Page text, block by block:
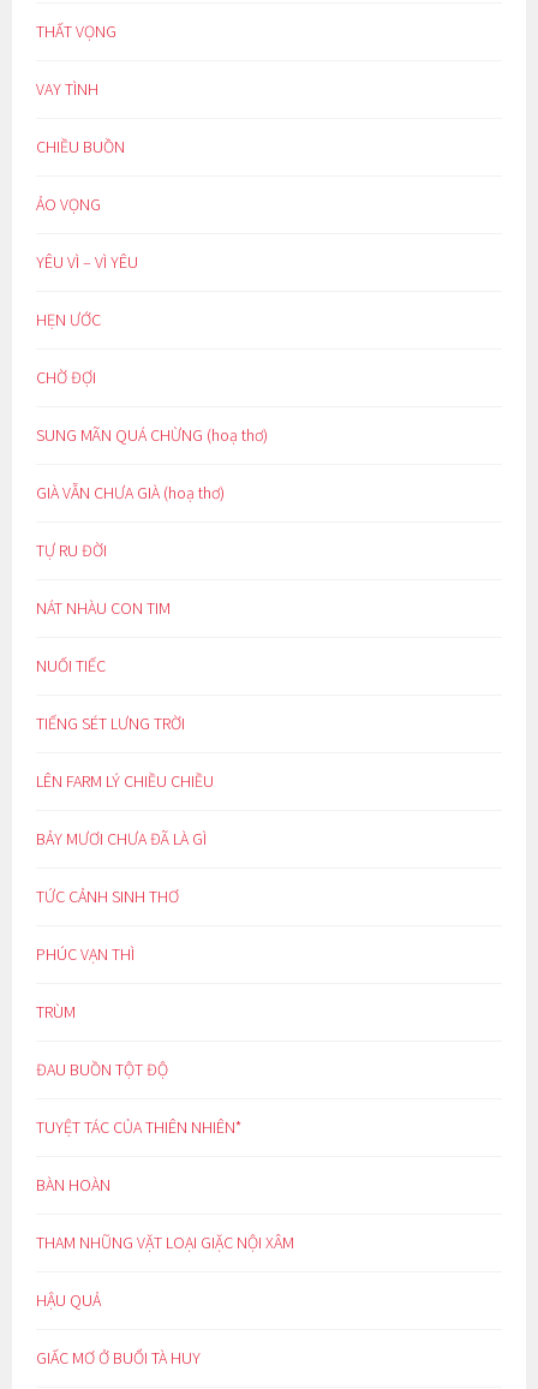
THẤT VỌNG
VAY TÌNH
CHIỀU BUỒN
ẢO VỌNG
YÊU VÌ – VÌ YÊU
HẸN ƯỚC
CHỜ ĐỢI
SUNG MÃN QUÁ CHỪNG (hoạ thơ)
GIÀ VẪN CHƯA GIÀ (hoạ thơ)
TỰ RU ĐỜI
NÁT NHÀU CON TIM
NUỐI TIẾC
TIẾNG SÉT LƯNG TRỜI
LÊN FARM LÝ CHIỀU CHIỀU
BẢY MƯƠI CHƯA ĐÃ LÀ GÌ
TỨC CẢNH SINH THƠ
PHÚC VẠN THÌ
TRÙM
ĐAU BUỒN TỘT ĐỘ
TUYỆT TÁC CỦA THIÊN NHIÊN*
BÀN HOÀN
THAM NHŨNG VẶT LOẠI GIẶC NỘI XÂM
HẬU QUẢ
GIẤC MƠ Ở BUỔI TÀ HUY